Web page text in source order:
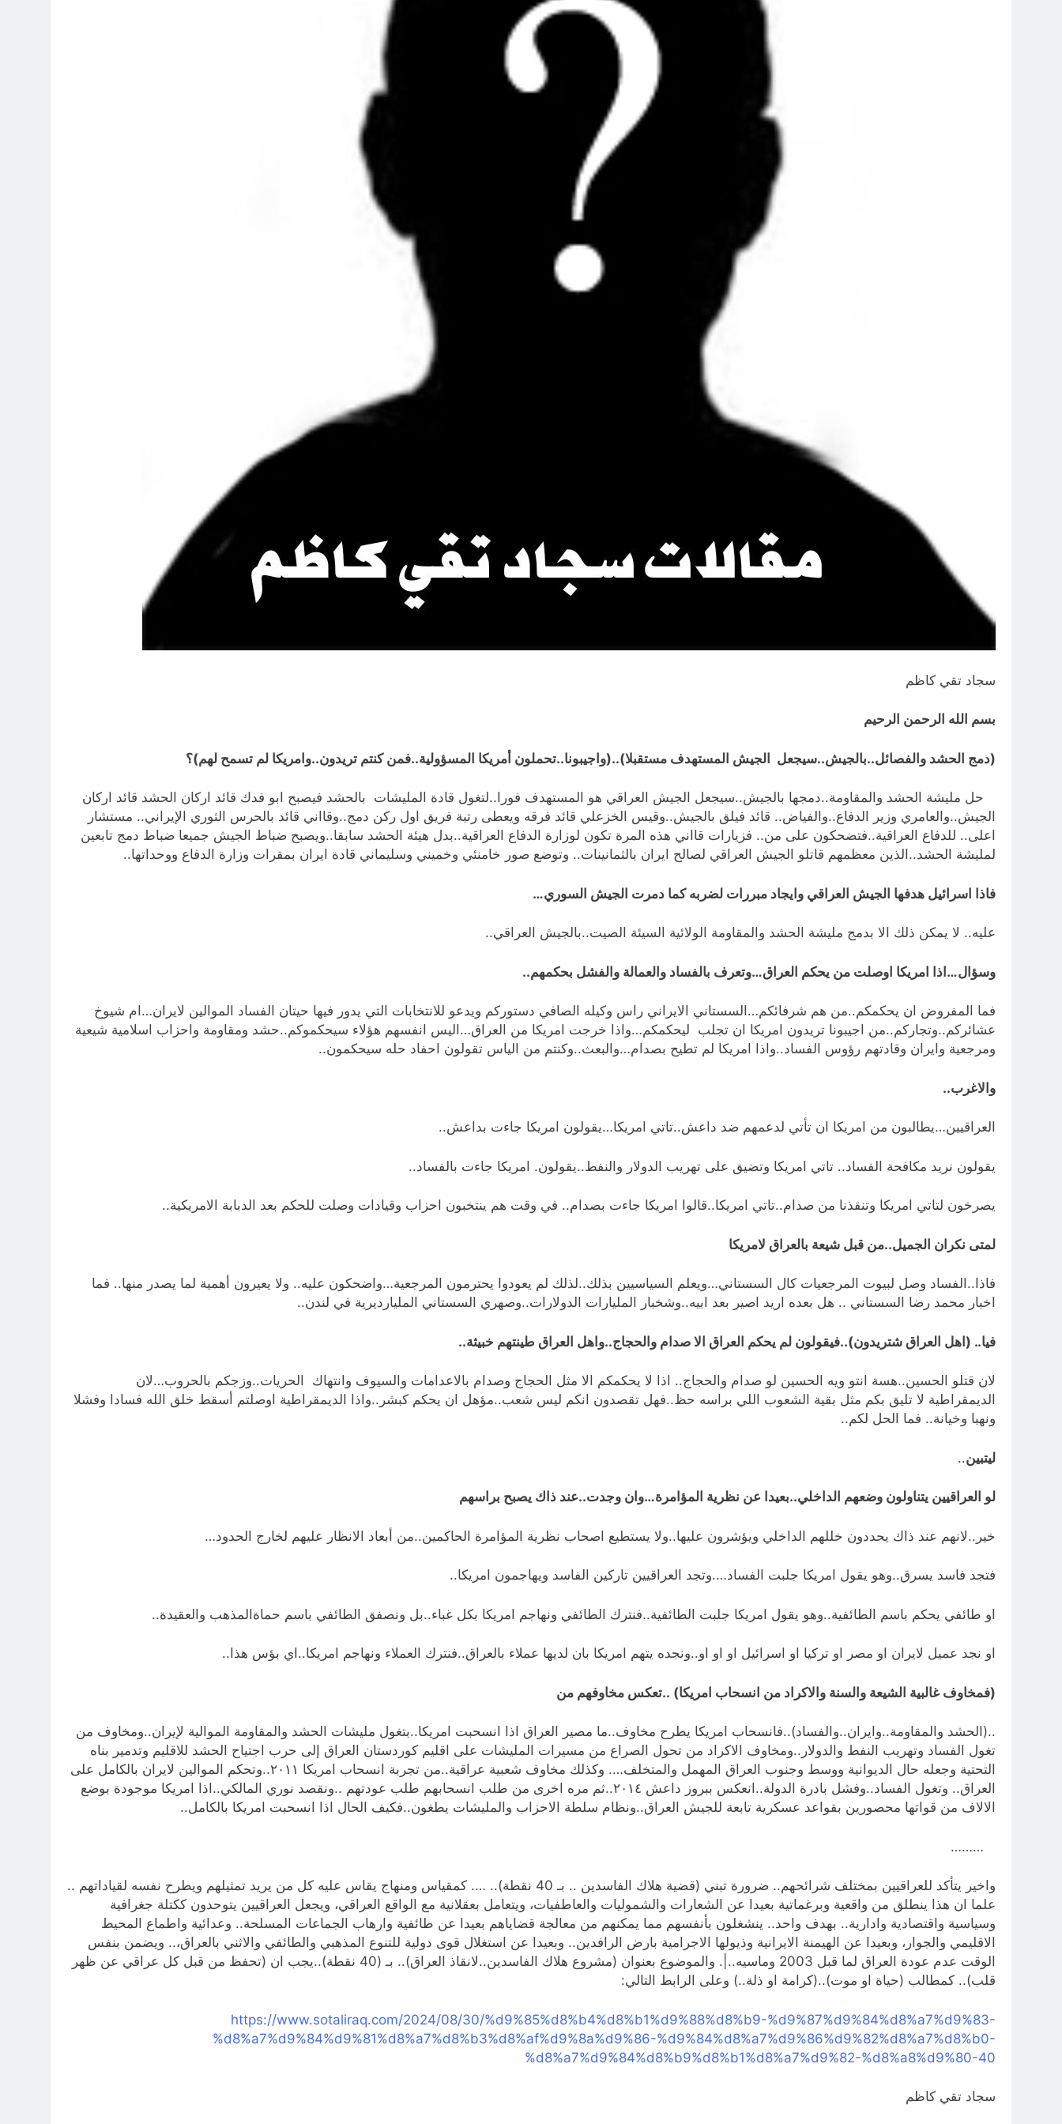
سجاد تقي كاظم
بسم الله الرحمن الرحيم
(دمج الحشد والفصائل..بالجيش..سيجعل الجيش المستهدف مستقبلا)..(واجيبونا..تحملون أمريكا المسؤولية..فمن كنتم تريدون..وامريكا لم تسمح لهم)؟
حل مليشة الحشد والمقاومة..دمجها بالجيش..سيجعل الجيش العراقي هو المستهدف فورا..لتغول قادة المليشات بالحشد فيصبح ابو فدك قائد اركان الحشد قائد اركان
الجيش..والعامري وزير الدفاع..والفياض.. قائد فيلق بالجيش..وقيس الخزعلي قائد فرقه ويعطى رتبة فريق اول ركن دمج..وقااني قائد بالحرس الثوري الإيراني.. مستشار
اعلى.. للدفاع العراقية..فتضحكون على من.. فزيارات قااني هذه المرة تكون لوزارة الدفاع العراقية..بدل هيئة الحشد سابقا..ويصبح ضباط الجيش جميعا ضباط دمج تابعين
لمليشة الحشد..الذين معظمهم قاتلو الجيش العراقي لصالح ايران بالثمانينات.. وتوضع صور خامنئي وخميني وسليماني قادة ايران بمقرات وزارة الدفاع ووحداتها..
فاذا اسرائيل هدفها الجيش العراقي وايجاد مبررات لضربه كما دمرت الجيش السوري…
عليه.. لا يمكن ذلك الا بدمج مليشة الحشد والمقاومة الولائية السيئة الصيت..بالجيش العراقي..
وسؤال…اذا امريكا اوصلت من يحكم العراق…وتعرف بالفساد والعمالة والفشل بحكمهم..
فما المفروض ان يحكمكم..من هم شرفائكم…السستاني الايراني راس وكيله الصافي دستوركم ويدعو للانتخابات التي يدور فيها حيتان الفساد الموالين لايران…ام شيوخ
عشائركم..وتجاركم..من اجيبونا تريدون امريكا ان تجلب ليحكمكم…واذا خرجت امريكا من العراق…اليس انفسهم هؤلاء سيحكموكم..حشد ومقاومة واحزاب اسلامية شيعية
ومرجعية وايران وقادتهم رؤوس الفساد..واذا امريكا لم تطيح بصدام…والبعث..وكنتم من الياس تقولون احفاد حله سيحكمون..
والاغرب..
العراقيين…يطالبون من امريكا ان تأتي لدعمهم ضد داعش..تاتي امريكا…يقولون امريكا جاءت بداعش..
يقولون نريد مكافحة الفساد.. تاتي امريكا وتضيق على تهريب الدولار والنفط..يقولون. امريكا جاءت بالفساد..
يصرخون لتاتي امريكا وتنقذنا من صدام..تاتي امريكا..قالوا امريكا جاءت بصدام.. في وقت هم ينتخبون احزاب وقيادات وصلت للحكم بعد الدبابة الامريكية..
لمتى نكران الجميل..من قبل شيعة بالعراق لامريكا
فاذا..الفساد وصل لبيوت المرجعيات كال السستاني…ويعلم السياسيين بذلك..لذلك لم يعودوا يحترمون المرجعية…واضحكون عليه.. ولا يعيرون أهمية لما يصدر منها.. فما
اخبار محمد رضا السستاني .. هل بعده اريد اصير بعد ابيه..وشخبار المليارات الدولارات..وصهري السستاني المليارديرية في لندن..
فيا.. (اهل العراق شتريدون)..فيقولون لم يحكم العراق الا صدام والحجاج..واهل العراق طينتهم خبيثة..
لان قتلو الحسين..هسة انتو ويه الحسين لو صدام والحجاج.. اذا لا يحكمكم الا مثل الحجاج وصدام بالاعدامات والسيوف وانتهاك الحريات..وزجكم بالحروب…لان
الديمقراطية لا تليق بكم مثل بقية الشعوب اللي براسه حظ..فهل تقصدون انكم ليس شعب..مؤهل ان يحكم كبشر..واذا الديمقراطية اوصلتم أسقط خلق الله فسادا وفشلا
ونهبا وخيانة.. فما الحل لكم..
ليتبين..
لو العراقيين يتناولون وضعهم الداخلي..بعيدا عن نظرية المؤامرة…وان وجدت..عند ذاك يصبح براسهم
خير..لانهم عند ذاك يحددون خللهم الداخلي ويؤشرون عليها..ولا يستطيع اصحاب نظرية المؤامرة الحاكمين..من أبعاد الانظار عليهم لخارج الحدود…
فتجد فاسد يسرق..وهو يقول امريكا جلبت الفساد….وتجد العراقيين تاركين الفاسد ويهاجمون امريكا..
او طائفي يحكم باسم الطائفية..وهو يقول امريكا جلبت الطائفية..فنترك الطائفي ونهاجم امريكا بكل غباء..بل ونصفق الطائفي باسم حماةالمذهب والعقيدة..
او نجد عميل لايران او مصر او تركيا او اسرائيل او او او..ونجده يتهم امريكا بان لديها عملاء بالعراق..فنترك العملاء ونهاجم امريكا..اي بؤس هذا..
(فمخاوف غالبية الشيعة والسنة والاكراد من انسحاب امريكا) ..تعكس مخاوفهم من
..(الحشد والمقاومة..وايران..والفساد)..فانسحاب امريكا يطرح مخاوف..ما مصير العراق اذا انسحبت امريكا..بتغول مليشات الحشد والمقاومة الموالية لإيران..ومخاوف من
تغول الفساد وتهريب النفط والدولار..ومخاوف الاكراد من تحول الصراع من مسيرات المليشات على اقليم كوردستان العراق إلى حرب اجتياح الحشد للاقليم وتدمير بناه
التحتية وجعله حال الديوانية ووسط وجنوب العراق المهمل والمتخلف…. وكذلك مخاوف شعبية عراقية..من تجربة انسحاب امريكا ٢٠١١..وتحكم الموالين لايران بالكامل على
العراق.. وتغول الفساد..وفشل بادرة الدولة..انعكس ببروز داعش ٢٠١٤..ثم مره اخرى من طلب انسحابهم طلب عودتهم ..ونقصد نوري المالكي..اذا امريكا موجودة بوضع
الالاف من قواتها محصورين بقواعد عسكرية تابعة للجيش العراق..ونظام سلطة الاحزاب والمليشات يطغون..فكيف الحال اذا انسحبت امريكا بالكامل..
………
واخير يتأكد للعراقيين بمختلف شرائحهم.. ضرورة تبني (قضية هلاك الفاسدين .. بـ 40 نقطة).. …. كمقياس ومنهاج يقاس عليه كل من يريد تمثيلهم ويطرح نفسه لقياداتهم ..
علما ان هذا ينطلق من واقعية وبرغماتية بعيدا عن الشعارات والشموليات والعاطفيات، ويتعامل بعقلانية مع الواقع العراقي، ويجعل العراقيين يتوحدون ككتلة جغرافية
وسياسية واقتصادية وادارية.. بهدف واحد.. ينشغلون بأنفسهم مما يمكنهم من معالجة قضاياهم بعيدا عن طائفية وارهاب الجماعات المسلحة.. وعدائية واطماع المحيط
الاقليمي والجوار، وبعيدا عن الهيمنة الايرانية وذيولها الاجرامية بارض الرافدين.. وبعيدا عن استغلال قوى دولية للتنوع المذهبي والطائفي والاثني بالعراق،.. ويضمن بنفس
الوقت عدم عودة العراق لما قبل 2003 وماسيه..|. والموضوع بعنوان (مشروع هلاك الفاسدين..لانقاذ العراق).. بـ (40 نقطة)..يجب ان (تحفظ من قبل كل عراقي عن ظهر
قلب).. كمطالب (حياة او موت)..(كرامة او ذلة..) وعلى الرابط التالي:
https://www.sotaliraq.com/2024/08/30/%d9%85%d8%b4%d8%b1%d9%88%d8%b9-%d9%87%d9%84%d8%a7%d9%83-
%d8%a7%d9%84%d9%81%d8%a7%d8%b3%d8%af%d9%8a%d9%86-%d9%84%d8%a7%d9%86%d9%82%d8%a7%d8%b0-
%d8%a7%d9%84%d8%b9%d8%b1%d8%a7%d9%82-%d8%a8%d9%80-40
سجاد تقي كاظم